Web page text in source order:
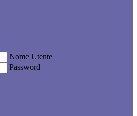
Nome Utente
Password